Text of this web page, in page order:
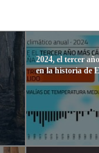
2024, el tercer
en la historia de